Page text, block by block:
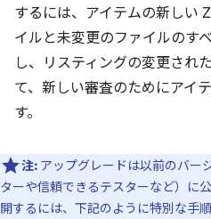
するには、アイテムの新しい
イルと未変更のファイルのす
し、リスティングの変更され
て、新しい審査のためにアイ
す。
注: アップグレードは以前のバー
ターや信頼できるテスターなど）に
開するには、下記のように特別な手